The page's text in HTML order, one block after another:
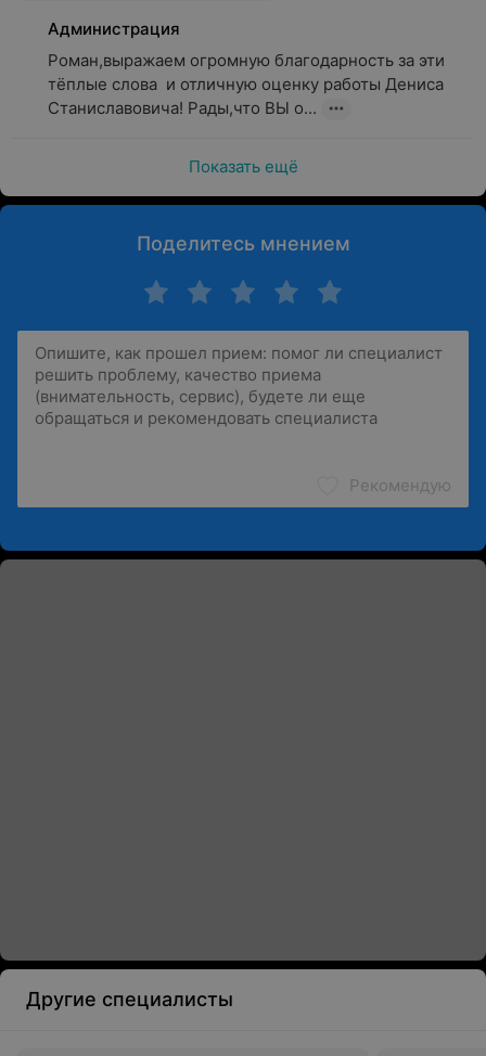
Администрация
Роман,выражаем огромную благодарность за эти
тёплые слова  и отличную оценку работы Дениса
Станиславовича! Рады,что ВЫ о...
Показать ещё
Поделитесь мнением
Рекомендую
Другие специалисты